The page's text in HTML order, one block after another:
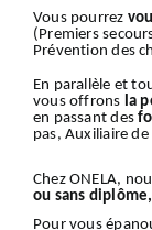
Vous pourrez
(Premiers
Prévention des
En parallèle et
vous offrons la
en passant des
pas, Auxiliaire de
Chez ONELA,
ou sans
Pour vous